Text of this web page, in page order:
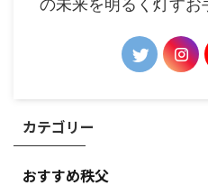
の未来を明るく灯すお
カテゴリー
おすすめ秩父